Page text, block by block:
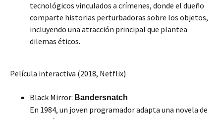
tecnológicos vinculados a crímenes, donde el dueño
comparte historias perturbadoras sobre los objetos,
incluyendo una atracción principal que plantea
dilemas éticos.
Película interactiva (2018, Netflix)
Black Mirror: Bandersnatch
En 1984, un joven programador adapta una novela de